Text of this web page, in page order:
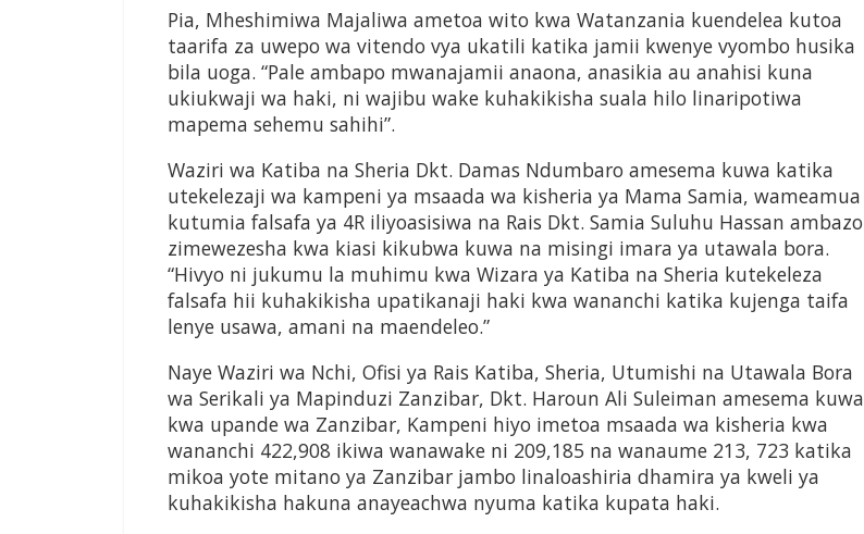
Pia, Mheshimiwa Majaliwa ametoa wito kwa Watanzania kuendelea kutoa
taarifa za uwepo wa vitendo vya ukatili katika jamii kwenye vyombo husika
bila uoga. “Pale ambapo mwanajamii anaona, anasikia au anahisi kuna
ukiukwaji wa haki, ni wajibu wake kuhakikisha suala hilo linaripotiwa
mapema sehemu sahihi”.
Waziri wa Katiba na Sheria Dkt. Damas Ndumbaro amesema kuwa katika
utekelezaji wa kampeni ya msaada wa kisheria ya Mama Samia, wameamua
kutumia falsafa ya 4R iliyoasisiwa na Rais Dkt. Samia Suluhu Hassan ambazo
zimewezesha kwa kiasi kikubwa kuwa na misingi imara ya utawala bora.
“Hivyo ni jukumu la muhimu kwa Wizara ya Katiba na Sheria kutekeleza
falsafa hii kuhakikisha upatikanaji haki kwa wananchi katika kujenga taifa
lenye usawa, amani na maendeleo.”
Naye Waziri wa Nchi, Ofisi ya Rais Katiba, Sheria, Utumishi na Utawala Bora
wa Serikali ya Mapinduzi Zanzibar, Dkt. Haroun Ali Suleiman amesema kuwa
kwa upande wa Zanzibar, Kampeni hiyo imetoa msaada wa kisheria kwa
wananchi 422,908 ikiwa wanawake ni 209,185 na wanaume 213, 723 katika
mikoa yote mitano ya Zanzibar jambo linaloashiria dhamira ya kweli ya
kuhakikisha hakuna anayeachwa nyuma katika kupata haki.